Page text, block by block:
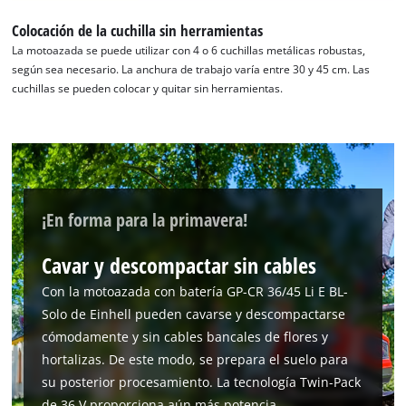
Colocación de la cuchilla sin herramientas
La motoazada se puede utilizar con 4 o 6 cuchillas metálicas robustas,
según sea necesario. La anchura de trabajo varía entre 30 y 45 cm. Las
cuchillas se pueden colocar y quitar sin herramientas.
¡En forma para la primavera!
Cavar y descompactar sin cables
Con la motoazada con batería GP-CR 36/45 Li E BL-
Solo de Einhell pueden cavarse y descompactarse
cómodamente y sin cables bancales de flores y
hortalizas. De este modo, se prepara el suelo para
su posterior procesamiento. La tecnología Twin-Pack